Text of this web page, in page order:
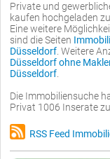
Private und
kaufen hochgeladen
Eine weitere
sind die Seiten
Düsseldorf . Weitere
Düsseldorf ohne
Düsseldorf
Die Immobiliensuche
Privat 1006 Inserate
RSS Feed